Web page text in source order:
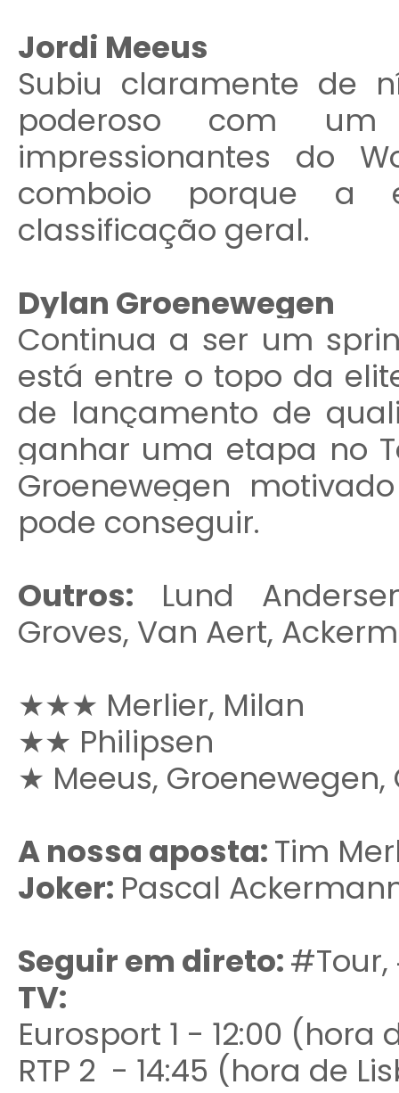
Jordi Meeus
Subiu claramente de
poderoso com
impressionantes do
comboio porque a
classificação geral.
Dylan Groenewegen
Continua a ser um
está entre o topo da
de lançamento de
ganhar uma etapa no
Groenewegen
pode conseguir.
Outros: Lund
Groves, Van Aert,
★★★ Merlier, Milan
★★ Philipsen
★ Meeus,
A nossa aposta:Tim
Joker: Pascal
Seguir em direto:#Tour,
TV:
Eurosport 1 - 12:00 (hora
RTP 2 - 14:45 (hora de